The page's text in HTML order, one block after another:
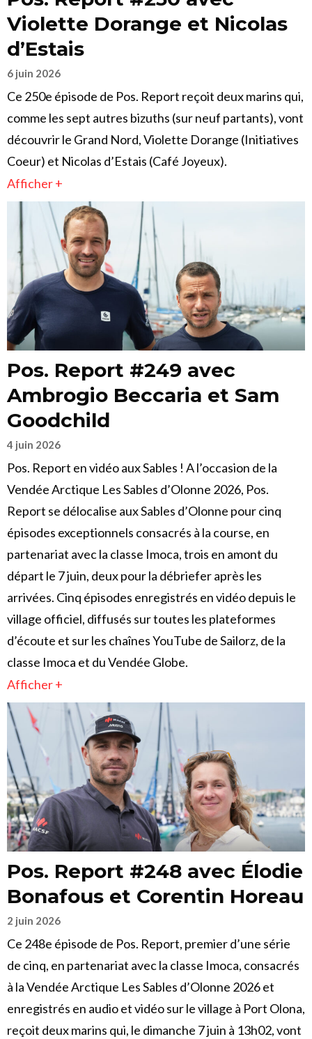
Violette Dorange et Nicolas
d’Estais
6 juin 2026
Ce 250e épisode de Pos. Report reçoit deux marins qui,
comme les sept autres bizuths (sur neuf partants), vont
découvrir le Grand Nord, Violette Dorange (Initiatives
Coeur) et Nicolas d’Estais (Café Joyeux).
Afficher +
Pos. Report #249 avec
Ambrogio Beccaria et Sam
Goodchild
4 juin 2026
Pos. Report en vidéo aux Sables ! A l’occasion de la
Vendée Arctique Les Sables d’Olonne 2026, Pos.
Report se délocalise aux Sables d’Olonne pour cinq
épisodes exceptionnels consacrés à la course, en
partenariat avec la classe Imoca, trois en amont du
départ le 7 juin, deux pour la débriefer après les
arrivées. Cinq épisodes enregistrés en vidéo depuis le
village officiel, diffusés sur toutes les plateformes
d’écoute et sur les chaînes YouTube de Sailorz, de la
classe Imoca et du Vendée Globe.
Afficher +
Pos. Report #248 avec Élodie
Bonafous et Corentin Horeau
2 juin 2026
Ce 248e épisode de Pos. Report, premier d’une série
de cinq, en partenariat avec la classe Imoca, consacrés
à la Vendée Arctique Les Sables d’Olonne 2026 et
enregistrés en audio et vidéo sur le village à Port Olona,
reçoit deux marins qui, le dimanche 7 juin à 13h02, vont